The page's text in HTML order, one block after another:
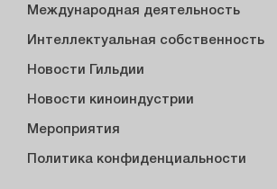
Международная деятельность
Интеллектуальная собственность
Новости Гильдии
Новости киноиндустрии
Мероприятия
Политика конфиденциальности